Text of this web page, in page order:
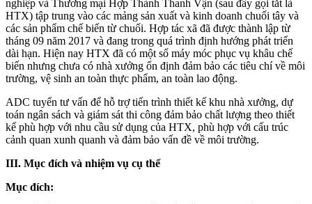
nghiệp và Thương mại Hợp Thành Thanh Vận (sau đây gọi tắt là
HTX) tập trung vào các mảng sản xuất và kinh doanh chuối tây và
các sản phẩm chế biến từ chuối. Hợp tác xã đã được thành lập từ
tháng 09 năm 2017 và đang trong quá trình định hướng phát triển
dài hạn. Hiện nay HTX đã có một số máy móc phục vụ khâu chế
biến nhưng chưa có nhà xưởng ổn định đảm bảo các tiêu chí về môi
trường, vệ sinh an toàn thực phẩm, an toàn lao động.
ADC tuyển tư vấn để hỗ trợ tiến trình thiết kế khu nhà xưởng, dự
toán ngân sách và giám sát thi công đảm bảo chất lượng theo thiết
kế phù hợp với nhu cầu sử dụng của HTX, phù hợp với cấu trúc
cảnh quan xunh quanh và đảm bảo vấn đề về môi trường.
III. Mục đích và nhiệm vụ cụ thể
Mục đích: